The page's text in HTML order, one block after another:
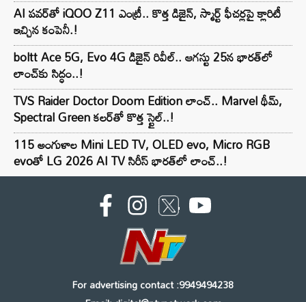
AI పవర్‌తో iQOO Z11 ఎంట్రీ.. కొత్త డిజైన్, స్మార్ట్ ఫీచర్లపై క్లారిటీ
ఇచ్చిన కంపెనీ.!
boltt Ace 5G, Evo 4G డిజైన్ రివీల్.. ఆగస్టు 25న భారత్‌లో
లాంచ్‌కు సిద్ధం..!
TVS Raider Doctor Doom Edition లాంచ్.. Marvel థీమ్,
Spectral Green కలర్‌తో కొత్త స్టైల్..!
115 అంగుళాల Mini LED TV, OLED evo, Micro RGB
evoతో LG 2026 AI TV సిరీస్ భారత్‌లో లాంచ్..!
For advertising contact :9949494238